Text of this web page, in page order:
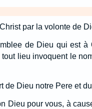
par la volonte de
de Dieu qui est
lieu invoquent le
de Dieu notre Pere et
Dieu pour vous, à